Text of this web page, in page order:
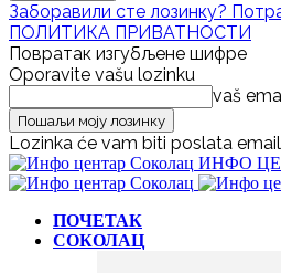
Заборавили сте лозинку?
ПОЛИТИКА ПРИВАТНОСТИ
Повратак изгубљене шифре
Oporavite vašu lozinku
vaš
Lozinka će vam biti poslata
ИНФО
ПОЧЕТАК
СОКОЛАЦ